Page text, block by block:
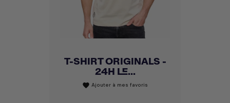
T-SHIRT ORIGINALS -
24H LE...
favorite Ajouter à mes favoris